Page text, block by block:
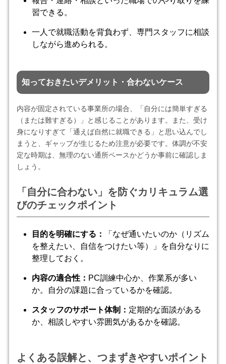
習できる。
一人で就職活動を背負わず、専門スタッフに相談
しながら進められる。
知っておきたいデメリット・合わないケース
内容が固定されている事業所の場合、「自分には簡単すぎる
（または難すぎる）」と感じることがあります。また、受け
身になりすぎて「通えば自然に就職できる」と思い込んでし
まうと、ギャップが生じるため注意が必要です。体調が不安
定な時期は、無理のない通所ペースかどうか事前に確認しま
しょう。
「自分に合わない」を防ぐカリキュラム選
びのチェックポイント
目的を明確にする：
「なぜ通いたいのか（リズム
を整えたい、自信をつけたい等）」を自分なりに
整理しておく。
内容の適合性： PC訓練中心か、作業系が多い
か。自分の課題に合っているかを確認。
スタッフのサポート体制： 定期的な面談がある
か、相談しやすい雰囲気があるかを確認。
よくある誤解と、つまずきやすいポイント